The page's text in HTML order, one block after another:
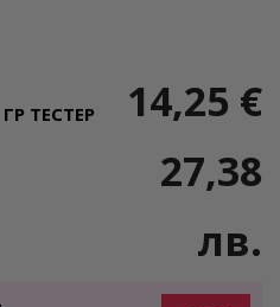
ГР ТЕСТЕР
14,25 €
27,38
лв.